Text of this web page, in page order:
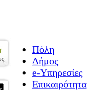
Πόλη
Δήμος
e-Υπηρεσίες
Επικαιρότητα